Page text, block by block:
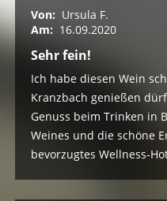
Von: Ursula F.
Am: 16.09.2020
Sehr fein!
Ich habe diesen Wein
Kranzbach genießen
Genuss beim Trinken in
Weines und die schöne
bevorzugtes Wellness-